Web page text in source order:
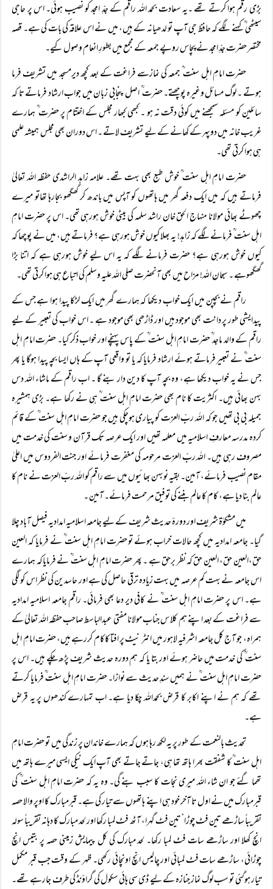
بڑی رقم ہوا کرتے تھے ۔یہ سعادت بحمد اللہ راقم کے جدِّ امجد کو نصیب ہوئی۔ اس پر حاجی
سیٹھی ؒ کہنے لگے کہ حافظ جی آپ تو لدھیانہ کے ہیں، میں نے اس علاقہ کی بات کی ہے۔ قصہ
مختصر حضرت جدِّ امجد نے پچاس روپے جمعہ کے مجمع میں بطورِ انعام وصول کیے۔
حضرت امامِ اہل سنت ؒ جمعہ کی نمازسے فراغت کے بعد کچھ دیرمسجد میں تشریف فرما
ہوتے ۔ لوگ مسائل وغیرہ پوچھتے۔ حضرت ؒ اصل پنجابی زبان میں جواب ارشاد فرماتے تا کہ
سائلین کو مسئلہ سمجھنے میں کوئی دقت نہ ہو ۔ کبھی کبھار مجلس کے اختتام پر حضرت ؒ ہمارے
غریب خانہ میں دوپہر کے کھانے کے لیے تشریف لاتے ۔ اس دوران بھی مجلس ہمیشہ علمی
ہی ہوا کرتی تھی۔
حضرت امامِ اہل سنت ؒ خوش طبع بھی بہت تھے۔ علامہ زاہد الراشدی حفظہ اللہ تعالیٰ
فرماتے ہیں کہ میں ایک دفعہ گھر میں ہاتھوں کو آپس میں باندھ کر گھگھو بجارہا تھاتو میرے
چھوٹے بھائی مولانا منہاج الحق خان راشد سلمہ کی بیٹی خوش ہورہی تھی۔ اس پر حضرت امامِ
اہل سنت ؒ فرمانے لگے کہ زاہد! یہ بھلا کیوں خوش ہورہی ہے؟ فرماتے ہیں، میں نے پوچھا کہ
کیوں خوش ہورہی ہے؟ حضرت فرمانے لگے کہ یہ اس لیے خوش ہورہی ہے کہ اتنا بڑا
گھگھوہے ۔ سبحان اللہ! مزاح میں بھی آنحضرت صلی اللہ علیہ وسلم کی اتباع ہی ہوا کرتی تھی۔
راقم نے بچپن میں ایک خواب دیکھا کہ ہمارے گھر میں ایک لڑکا پیدا ہوا ہے جس کے
پیدایشی طور پر دانت بھی موجود ہیں اور ڈاڑھی بھی موجود ہے ۔ اس خواب کی تعبیر کے لیے
راقم کے والد ماجد ؒ حضرت امامِ اہل سنت ؒ کے پاس پہنچے اور خواب ذکر کیا۔ حضرت امامِ اہل
سنت ؒ نے تعبیر فرماتے ہوئے ارشاد فرمایا کہ یا تو واقعی آپ کے ہاں ایسا بچہ پیدا ہوگا یا پھر
جس نے یہ خواب دیکھا ہے، وہ بچہ آپ کا دین دار بنے گا ۔ اب راقم کے ماشاء اللہ دس
بہن بھائی ہیں۔ اکثریت کا نام بھی حضرت امامِ اہل سنت ؒ ہی نے رکھا ہے۔ بڑی ہمشیرہ
جمیلہ بی بی تھیں جو کہ اللہ ربّ العزت کو پیاری ہوچکی ہیں جو حضرت امامِ اہل سنت ؒ کے قائم
کردہ مدرسہ معارفِ اسلامیہ میں معلمہ تھیں اور ایک عرصہ تک قرآن و سنت کی خدمت میں
مصروف رہی ہیں۔ اللہ ربّ العزت مرحومہ کی مغفرت فرمائے اور جنت الفردوس میں اعلیٰ
مقام نصیب فرمائے، آمین۔ بقیہ نوبہن بھائیوں میں سے راقم کو اللہ ربّ العزت نے نام کا
عالم بنا دیا ہے، کام کا عالم بننے کی توفیق مرحمت فرمائے۔ آمین ۔
میں مشکوٰۃ شریف اور دورۂ حدیث شریف کے لیے جامعہ اسلامیہ امدادیہ فیصل آباد چلا
گیا۔ جامعہ امدادیہ میں کچھ حالات خراب ہوئے تو حضرت امامِ اہل سنت ؒ نے فرمایا کہ العین
حق،العین حق، العین حق کہ نظر برحق ہے ۔ پھر حضرت امامِ اہل سنت ؒ نے فرمایاکہ ہمارے
اس جامعہ نے بہت کم عرصہ میں بہت زیادہ ترقی حاصل کی ہے اور حاسدین کی نظر اس کو لگی
ہے۔ اس پر حضرت امامِ اہل سنت ؒ نے کافی دیر دعا بھی فرمائی۔ راقم جامعہ اسلامیہ امدادیہ
سے فراغت کے بعد اپنے ہم کلا س جناب مولانا مفتی عبدالباسط صاحب حفظہ اللہ تعالیٰ کے
ہمراہ، جو آج کل جامعہ اشرفیہ لاہور میں انٹر نیٹ پر افتا کاکام کررہے ہیں، حضرت امامِ اہل
سنت ؒ کی خدمت میں حاضر ہوئے اور بتا یا کہ ہم دورہ حدیث شریف پڑھ چکے ہیں۔ اس پر
حضرت امامِ اہل سنت ؒ نے ہمیں سندِ حدیث سے نوازا۔ حضرت امامِ اہل سنت ؒ فرمایا کرتے
تھے کہ ہم نے اپنے اکابر کا قرض بحمداللہ چکا دیا ہے۔ اب تمہارے کندھوں پر یہ قرض
ہے۔
تحدیث بالنعمت کے طور پر یہ لکھ رہا ہوں کہ ہمارے خاندان پر زندگی میں تو حضرت امامِ
اہل سنت ؒ کا شفقت بھر ا ہاتھ تھا ہی، جاتے جاتے بھی آپ ایک نیکی ایسی میرے ہاتھ میں
تھما گئے جو ان شاء اللہ میری نجات کا سبب بنے گی۔ وہ یہ کہ حضرت امامِ اہل سنت ؒ کی
قبرمبارک میں نے اول تا آخر خود ہی اپنے ہاتھوں سے تیار کی ہے۔ قبرمبارک کا اوپر والا حصہ
تقریباً ساڑھے تین فٹ چوڑا‘ تین فٹ گہرا، آٹھ فٹ لمبا رکھا اور لحد مبارک کا دہانہ تقریباً سولہ
انچ کھلا اور ساڑھے سات فٹ لمبا رکھا۔ لحد مبارک کی کل پیمایش زمینی حصہ پر بتیس انچ
چوڑائی، ساڑھے سات فٹ لمبائی اور چالیس انچ اونچائی رکھی۔ ظہر کے وقت جب قبر مکمل
تیار ہوگئی تو سب لوگ نماز جنازہ کے لیے ڈی سی ہائی سکول کی گراؤنڈ کی طرف جارہے تھے۔